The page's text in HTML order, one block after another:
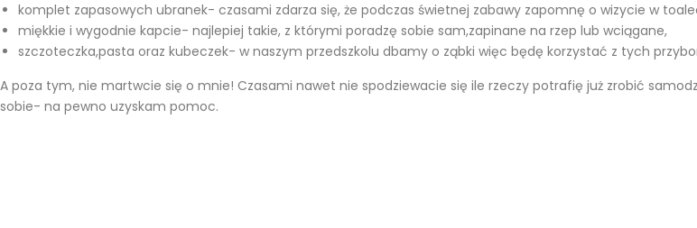
komplet zapasowych ubranek- czasami zdarza się, że podczas świetnej zabawy zapomnę o wizycie w
miękkie i wygodnie kapcie- najlepiej takie, z którymi poradzę sobie sam,zapinane na rzep lub wciągane,
szczoteczka,pasta oraz kubeczek- w naszym przedszkolu dbamy o ząbki więc będę korzystać z tych
A poza tym, nie martwcie się o mnie! Czasami nawet nie spodziewacie się ile rzeczy potrafię już zrobić
sobie- na pewno uzyskam pomoc.